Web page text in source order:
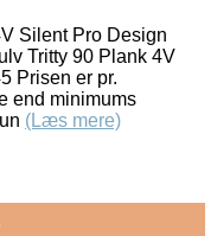
Silent Pro Design
Tritty 90 Plank 4V
Prisen er pr.
end minimums
(Læs mere)